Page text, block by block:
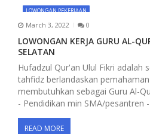
g
a
t
i
o
n
LOWONGAN PEKERJAAN
March 3, 2022 0
LOWONGAN KERJA GURU AL-
SELATAN
Hufadzul Qur'an Ulul Fikri adalah
tahfidz berlandaskan
membutuhkan sebagai Guru Al-
- Pendidikan min SMA/pesantren
READ MORE